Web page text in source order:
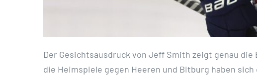
Der Gesichtsausdruck von Jeff Smith zeigt genau
die Heimspiele gegen Heeren und Bitburg haben